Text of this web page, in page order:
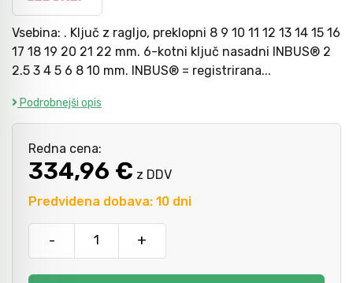
Vsebina: . Ključ z ragljo, preklopni 8 9 10 11 12 13 14 15 16
17 18 19 20 21 22 mm. 6-kotni ključ nasadni INBUS® 2
2.5 3 4 5 6 8 10 mm. INBUS® = registrirana...
Podrobnejši opis
Predvidena dobava: 10 dni
Redna cena:
334,96 € z DDV
- +
Kladiva
Točkala, dleta, luknjači in pile
Vzvodi in primeži
Mazanje